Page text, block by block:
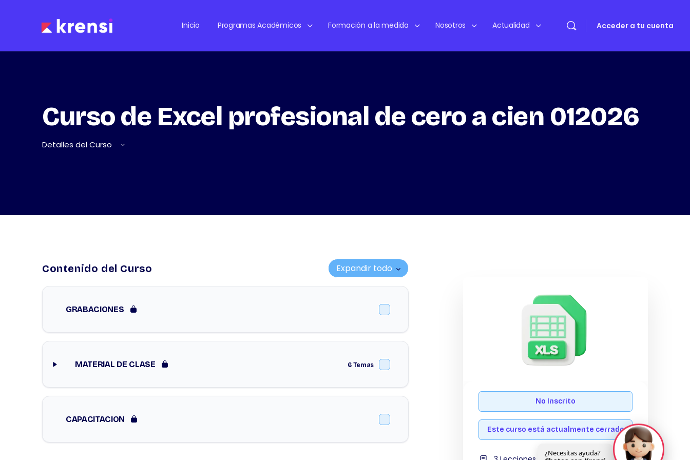
Inicio Programas Académicos Formación a la medida Nosotros Actualidad Acceder a tu cuenta
Curso de Excel profesional de cero a cien 012026
Detalles del Curso
Contenido del Curso Expandir todo
Lecciones
GRABACIONES
MATERIAL DE CLASE 6 Temas
CAPACITACION
No Inscrito
Este curso está actualmente cerrado
¿Necesitas ayuda?